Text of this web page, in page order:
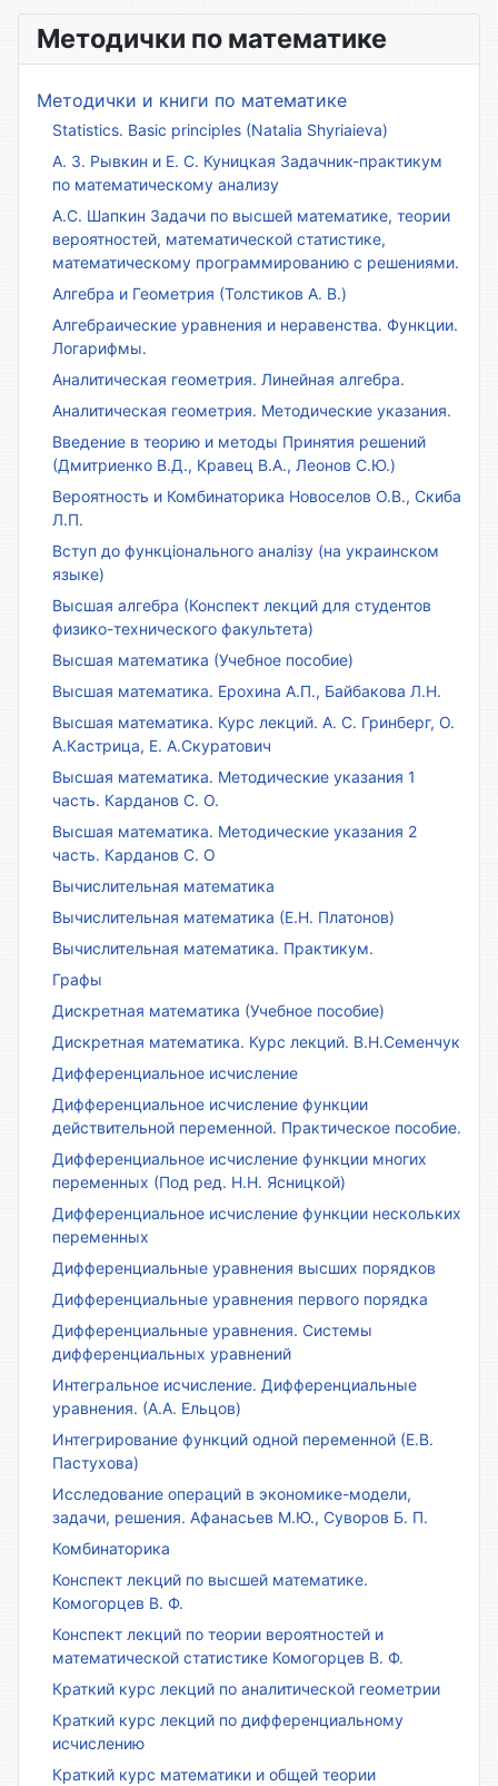
Методички по математике
Методички и книги по математике
Statistics. Basic principles (Natalia Shyriaieva)
А. З. Рывкин и Е. С. Куницкая Задачник-практикум
по математическому анализу
А.С. Шапкин Задачи по высшей математике, теории
вероятностей, математической статистике,
математическому программированию с решениями.
Алгебра и Геометрия (Толстиков А. В.)
Алгебраические уравнения и неравенства. Функции.
Логарифмы.
Аналитическая геометрия. Линейная алгебра.
Аналитическая геометрия. Методические указания.
Введение в теорию и методы Принятия решений
(Дмитриенко В.Д., Кравец В.А., Леонов С.Ю.)
Вероятность и Комбинаторика Новоселов О.В., Скиба
Л.П.
Вступ до функціонального аналізу (на украинском
языке)
Высшая алгебра (Конспект лекций для студентов
физико-технического факультета)
Высшая математика (Учебное пособие)
Высшая математика. Ерохина А.П., Байбакова Л.Н.
Высшая математика. Курс лекций. А. С. Гринберг, О.
А.Кастрица, Е. А.Скуратович
Высшая математика. Методические указания 1
часть. Карданов С. О.
Высшая математика. Методические указания 2
часть. Карданов С. О
Вычислительная математика
Вычислительная математика (Е.Н. Платонов)
Вычислительная математика. Практикум.
Графы
Дискретная математика (Учебное пособие)
Дискретная математика. Курс лекций. В.Н.Семенчук
Дифференциальное исчисление
Дифференциальное исчисление функции
действительной переменной. Практическое пособие.
Дифференциальное исчисление функции многих
переменных (Под ред. Н.Н. Ясницкой)
Дифференциальное исчисление функции нескольких
переменных
Дифференциальные уравнения высших порядков
Дифференциальные уравнения первого порядка
Дифференциальные уравнения. Системы
дифференциальных уравнений
Интегральное исчисление. Дифференциальные
уравнения. (А.А. Ельцов)
Интегрирование функций одной переменной (Е.В.
Пастухова)
Исследование операций в экономике-модели,
задачи, решения. Афанасьев М.Ю., Суворов Б. П.
Комбинаторика
Конспект лекций по высшей математике.
Комогорцев В. Ф.
Конспект лекций по теории вероятностей и
математической статистике Комогорцев В. Ф.
Краткий курс лекций по аналитической геометрии
Краткий курс лекций по дифференциальному
исчислению
Краткий курс математики и общей теории